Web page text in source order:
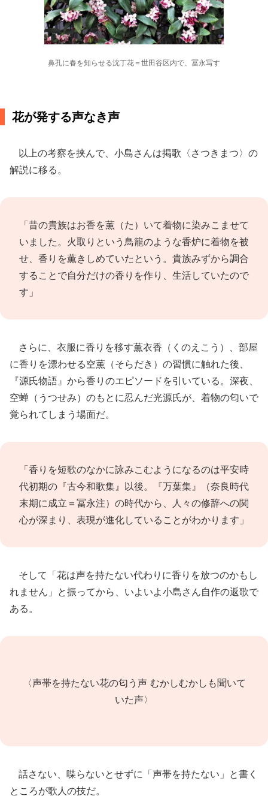
鼻孔に春を知らせる沈丁花＝世田谷区内で、冨永写す
花が発する声なき声
以上の考察を挟んで、小島さんは掲歌〈さつきまつ〉の
解説に移る。
「昔の貴族はお香を薫（た）いて着物に染みこませて
いました。火取りという鳥籠のような香炉に着物を被
せ、香りを薫きしめていたという。貴族みずから調合
することで自分だけの香りを作り、生活していたので
す」
さらに、衣服に香りを移す薫衣香（くのえこう）、部屋
に香りを漂わせる空薫（そらだき）の習慣に触れた後、
『源氏物語』から香りのエピソードを引いている。深夜、
空蝉（うつせみ）のもとに忍んだ光源氏が、着物の匂いで
覚られてしまう場面だ。
「香りを短歌のなかに詠みこむようになるのは平安時
代初期の『古今和歌集』以後。『万葉集』（奈良時代
末期に成立＝冨永注）の時代から、人々の修辞への関
心が深まり、表現が進化していることがわかります」
そして「花は声を持たない代わりに香りを放つのかもし
れません」と振ってから、いよいよ小島さん自作の返歌で
ある。
〈声帯を持たない花の匂う声 むかしむかしも聞いて
いた声〉
話さない、喋らないとせずに「声帯を持たない」と書く
ところが歌人の技だ。